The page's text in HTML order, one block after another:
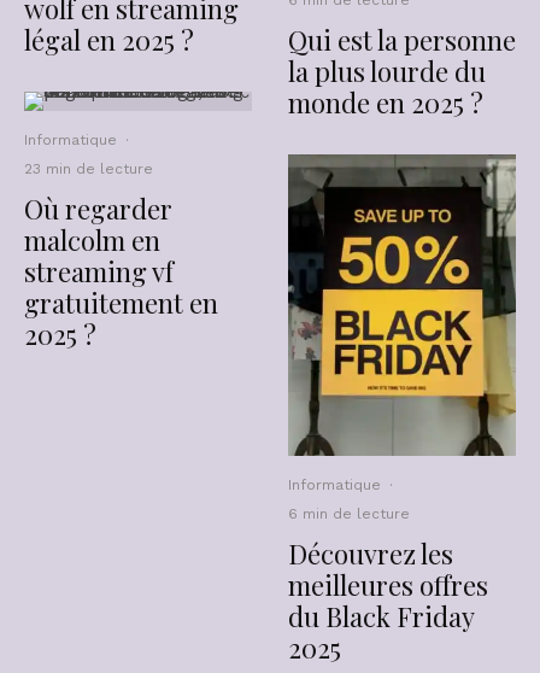
wolf en streaming
légal en 2025 ?
Informatique
·
23 min de lecture
Où regarder
malcolm en
streaming vf
gratuitement en
2025 ?
Qui est la personne
la plus lourde du
monde en 2025 ?
Informatique
·
6 min de lecture
Découvrez les
meilleures offres
du Black Friday
2025